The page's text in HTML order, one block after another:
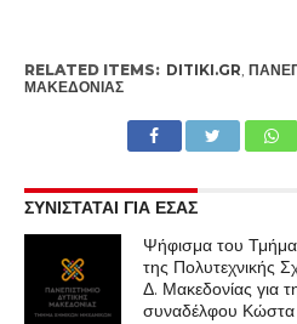
RELATED ITEMS: DITIKI.GR,
ΜΑΚΕΔΟΝΊΑΣ
ΣΥΝΙΣΤΑΤΑΙ ΓΙΑ ΕΣΑΣ
Ψήφισμα του
της Πολυτεχνικής
Δ. Μακεδονίας για
συναδέλφου Κώστα